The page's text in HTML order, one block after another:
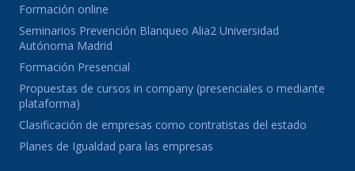
Formación online
Seminarios Prevención Blanqueo Alia2 Universidad
Autónoma Madrid
Formación Presencial
Propuestas de cursos in company (presenciales o mediante
plataforma)
Clasificación de empresas como contratistas del estado
Planes de Igualdad para las empresas